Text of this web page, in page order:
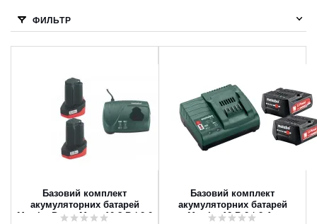
ФИЛЬТР
Базовий комплект
акумуляторних батарей
Metabo PowerMaxx 10.8 В / 2.0
Базовий комплект
акумуляторних батарей
Metabo 12 В 2 * 2 Ач